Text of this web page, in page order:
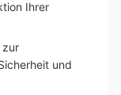
Ihrer
zur
und